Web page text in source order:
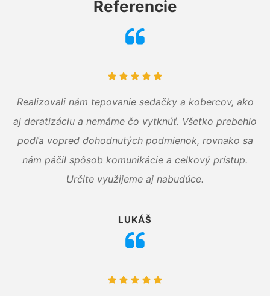
Referencie
Realizovali nám tepovanie sedačky a kobercov, ako
aj deratizáciu a nemáme čo vytknúť. Všetko prebehlo
podľa vopred dohodnutých podmienok, rovnako sa
nám páčil spôsob komunikácie a celkový prístup.
Určite využijeme aj nabudúce.
LUKÁŠ